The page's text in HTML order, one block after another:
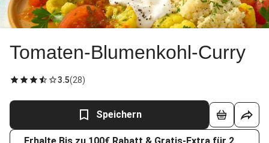
Tomaten-Blumenkohl-Curry
3.5(28)
Speichern